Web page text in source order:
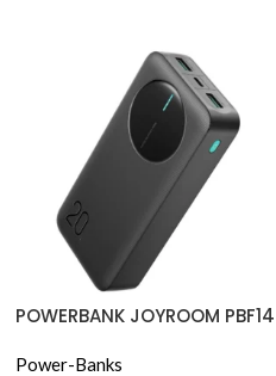
POWERBANK JOYROOM PBF14
Power-Banks